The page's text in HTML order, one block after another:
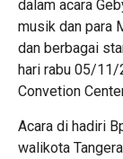
dalam acara
musik dan para
dan berbagai
hari rabu 05/11/
Convetion
Acara di hadiri
walikota